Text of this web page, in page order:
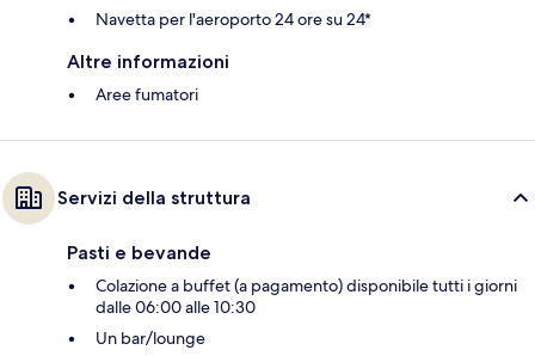
Navetta per l'aeroporto 24 ore su 24*
Altre informazioni
Aree fumatori
Servizi della struttura
Pasti e bevande
Colazione a buffet (a pagamento) disponibile tutti i giorni
dalle 06:00 alle 10:30
Un bar/lounge